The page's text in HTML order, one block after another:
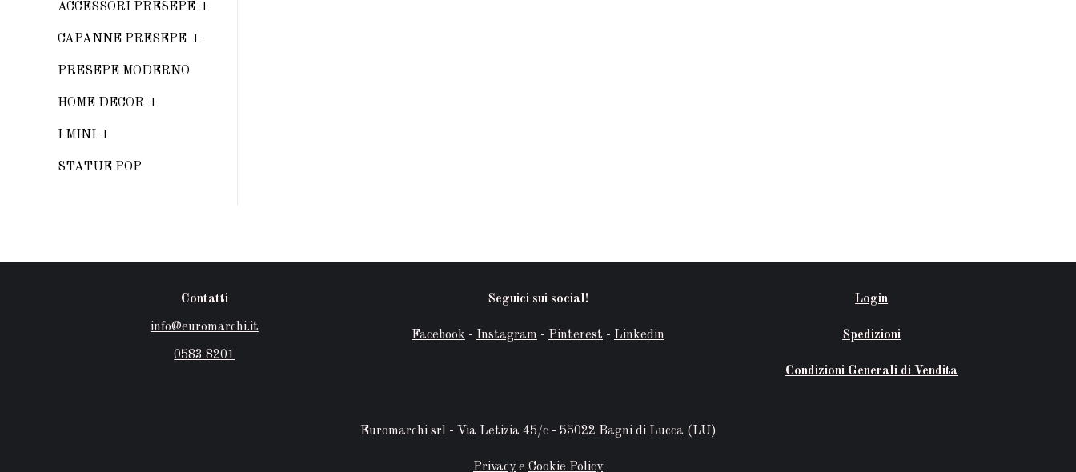
ACCESSORI PRESEPE
CAPANNE PRESEPE
PRESEPE MODERNO
HOME DECOR
I MINI
STATUE POP
Contatti
info@euromarchi.it
0583 8201
Seguici sui social!
Facebook - Instagram - Pinterest - Linkedin
Login
Spedizioni
Condizioni Generali di Vendita
Euromarchi srl - Via Letizia 45/c - 55022 Bagni di Lucca (LU)
Privacye Cookie Policy